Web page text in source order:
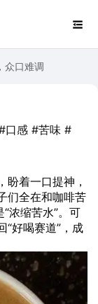
众口难调
口感 #苦味 #
盼着一口提神，
们全在和咖啡苦
浓缩苦水”。可
“好喝赛道”，成